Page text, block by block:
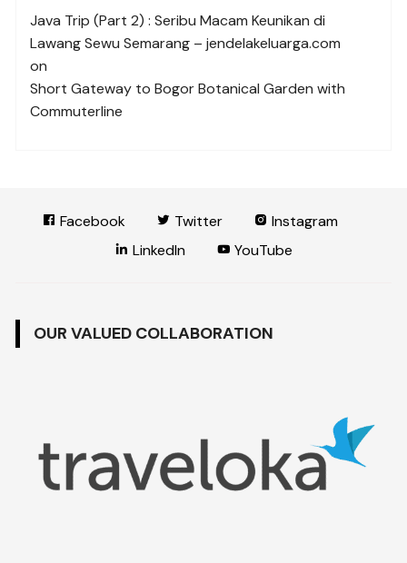
Java Trip (Part 2) : Seribu Macam Keunikan di
Lawang Sewu Semarang – jendelakeluarga.com
on
Short Gateway to Bogor Botanical Garden with
Commuterline
Facebook Twitter
Instagram
LinkedIn
YouTube
OUR VALUED COLLABORATION